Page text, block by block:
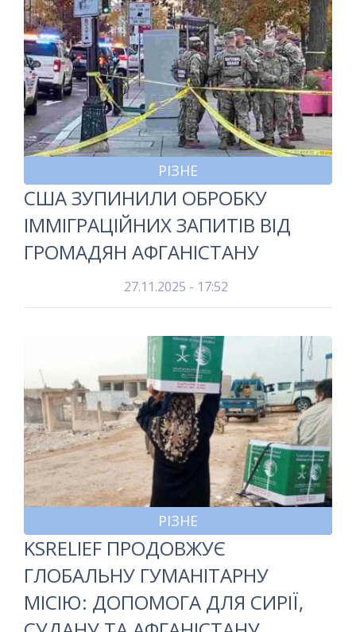
РІЗНЕ
США ЗУПИНИЛИ ОБРОБКУ
ІММІГРАЦІЙНИХ ЗАПИТІВ ВІД
ГРОМАДЯН АФГАНІСТАНУ
27.11.2025 - 17:52
РІЗНЕ
KSRELIEF ПРОДОВЖУЄ
ГЛОБАЛЬНУ ГУМАНІТАРНУ
МІСІЮ: ДОПОМОГА ДЛЯ СИРІЇ,